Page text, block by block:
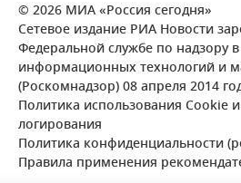
© 2026 МИА «Россия сегодня»
Сетевое издание РИА Новости
Федеральной службе по надзору
информационных технологий и
(Роскомнадзор) 08 апреля 2014
Политика использования Cookie
логирования
Политика конфиденциальности
Правила применения